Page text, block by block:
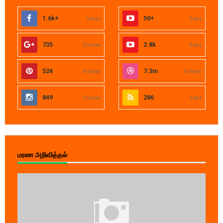
1.6k+ Likes 50+ Subs
735 Follow 2.8k Subs
524 Follow 7.3m Follow
849 Follow 286 Subs
மரண அறிவித்தல்